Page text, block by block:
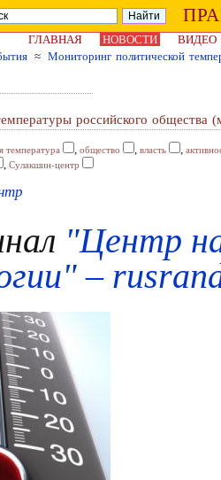
ГЛАВНАЯ НОВОСТИ
ВИДЕО
≈ Мониторинг политической
российского общества
температура , общество , власть ,
, Сулакшин-центр
"Центр
–